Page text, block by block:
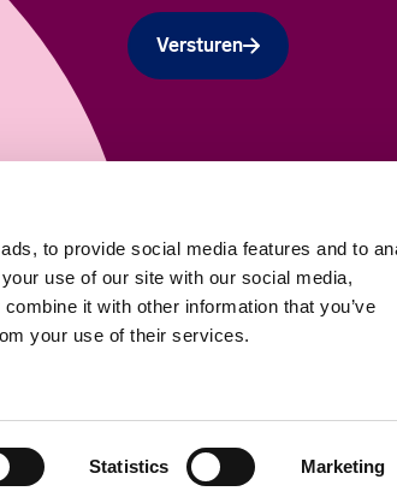
to provide social media features and to
use of our site with our social media,
it with other information that you’ve
your use of their services.
Statistics Marketing
Versturen
Lees meer over De Code